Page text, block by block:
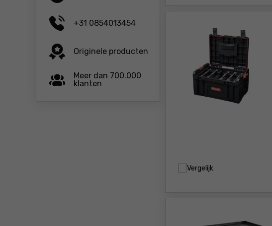
+31 0854013454
Originele producten
Meer dan 700.000
klanten
Vergelijk